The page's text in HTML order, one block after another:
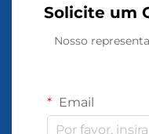
Solicite um
Nosso
Email